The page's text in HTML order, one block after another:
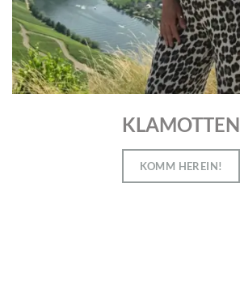
KLAMOTTEN
KOMM HEREIN!